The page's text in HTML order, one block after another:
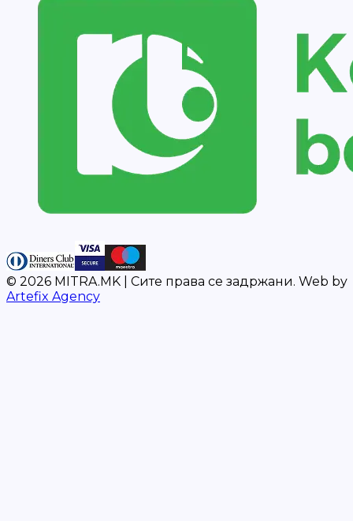
© 2026 MITRA.MK | Сите права се задржани. Web by
Artefix Agency